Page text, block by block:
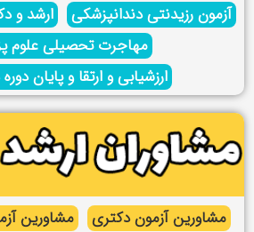
آزمون رزیدنتی دندانپزشکی
ارشد و
مهاجرت تحصیلی علوم
ارزشیابی و ارتقا و پایان
مشاورین آزمون دکتری
مشاورین